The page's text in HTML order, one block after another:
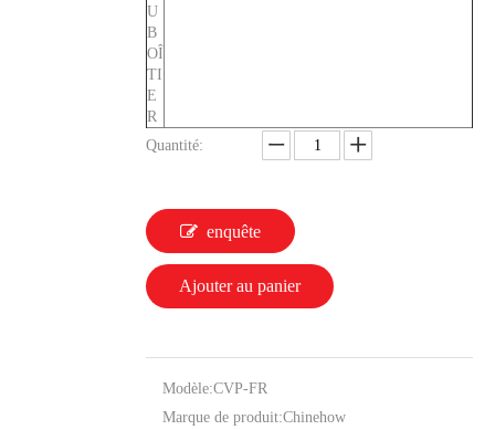
U
B
OÎ
TI
E
R
Quantité:
enquête
Ajouter au panier
Modèle:CVP-FR
Marque de produit:Chinehow